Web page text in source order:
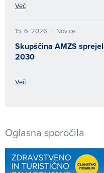
Več
15. 6. 2026 | Novice
Skupščina AMZS
2030
Več
Oglasna sporočila